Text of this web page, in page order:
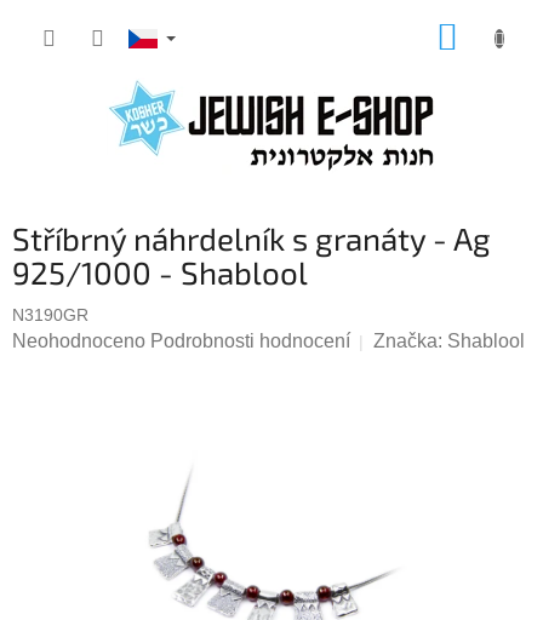
Stříbrný náhrdelník s granáty - Ag
925/1000 - Shablool
N3190GR
Průměrné
Neohodnoceno Podrobnosti hodnocení Značka: Shablool